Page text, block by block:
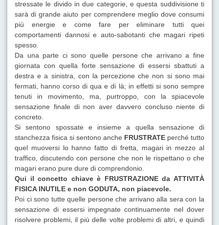
stressate le divido in due categorie, e questa suddivisione ti
sarà di grande aiuto per comprendere meglio dove consumi
più energie e come fare per eliminare tutti quei
comportamenti dannosi e auto-sabotanti che magari ripeti
spesso.
Da una parte ci sono quelle persone che arrivano a fine
giornata con quella forte sensazione di essersi sbattuti a
destra e a sinistra, con la percezione che non si sono mai
fermati, hanno corso di qua e di là; in effetti si sono sempre
tenuti in movimento, ma, purtroppo, con la spiacevole
sensazione finale di non aver davvero concluso niente di
concreto.
Si sentono spossate e insieme a quella sensazione di
stanchezza fisica si sentono anche FRUSTRATE perché tutto
quel muoversi lo hanno fatto di fretta, magari in mezzo al
traffico, discutendo con persone che non le rispettano o che
magari erano pure dure di comprendonio.
Qui il concetto chiave è FRUSTRAZIONE da ATTIVITÀ
FISICA INUTILE e non GODUTA, non piacevole.
Poi ci sono tutte quelle persone che arrivano alla sera con la
sensazione di essersi impegnate continuamente nel dover
risolvere problemi, il più delle volte problemi di altri, e quindi